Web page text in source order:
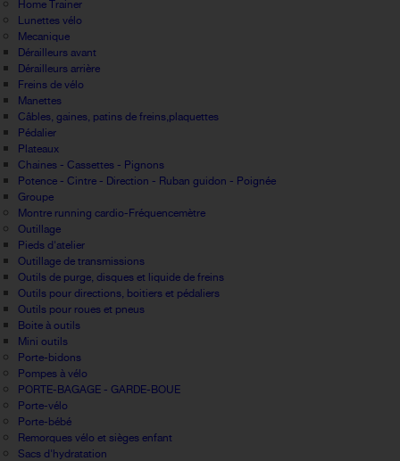
Home Trainer
Lunettes vélo
Mecanique
Dérailleurs avant
Dérailleurs arrière
Freins de vélo
Manettes
Câbles, gaines, patins de freins,plaquettes
Pédalier
Plateaux
Chaines - Cassettes - Pignons
Potence - Cintre - Direction - Ruban guidon - Poignée
Groupe
Montre running cardio-Fréquencemètre
Outillage
Pieds d'atelier
Outillage de transmissions
Outils de purge, disques et liquide de freins
Outils pour directions, boitiers et pédaliers
Outils pour roues et pneus
Boite à outils
Mini outils
Porte-bidons
Pompes à vélo
PORTE-BAGAGE - GARDE-BOUE
Porte-vélo
Porte-bébé
Remorques vélo et sièges enfant
Sacs d'hydratation